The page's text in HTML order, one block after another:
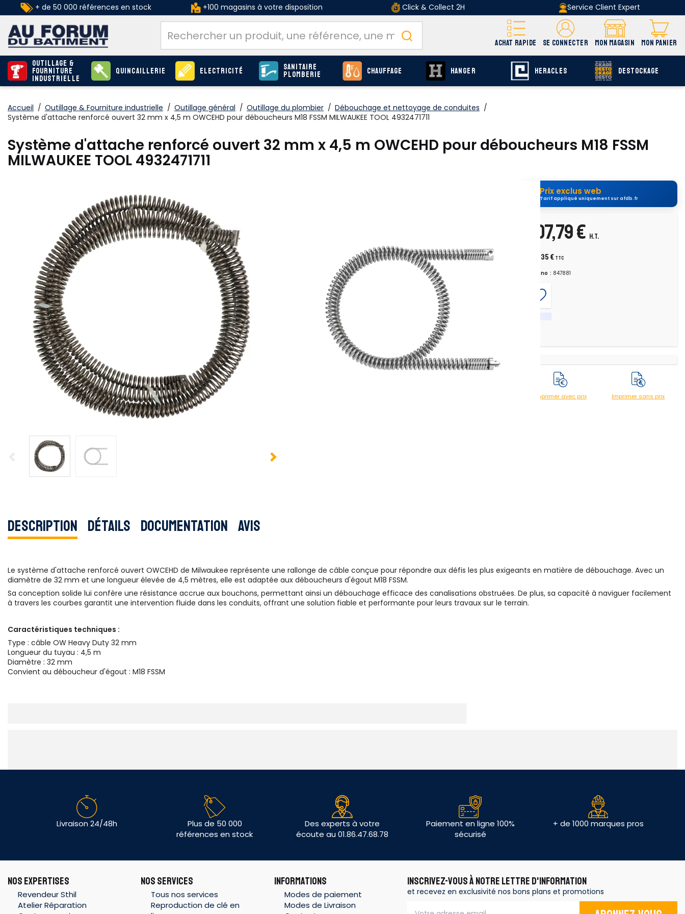
+ de 50 000 références en stock +100 magasins à votre disposition Click & Collect 2H Service Client Expert
ACHAT RAPIDE SE CONNECTER MON MAGASIN MON PANIER
Outillage &
Fourniture
industrielle
Quincaillerie Electricité Sanitaire
Plomberie Chauffage HANGER HERACLES DESTOCKAGE
Accueil / Outillage & Fourniture industrielle / Outillage général / Outillage du plombier / Débouchage et nettoyage de conduites /
Système d'attache renforcé ouvert 32 mm x 4,5 m OWCEHD pour déboucheurs M18 FSSM MILWAUKEE TOOL 4932471711
Système d'attache renforcé ouvert 32 mm x 4,5 m OWCEHD pour déboucheurs M18 FSSM
MILWAUKEE TOOL 4932471711
obstructions dans les canalisations !
LES AVANTAGES DU PRODUIT
Longueur élevée
Rallonge de câble Heavy Duty
Capacité à naviguer facilement à travers les courbe
Prix exclus web
Tarif appliqué uniquement sur afdb.fr
207,79 € H.T.
249,35 € TTC
Chrono : 847881
Imprimer avec prix Imprimer sans prix
Description Détails Documentation Avis
Le système d'attache renforcé ouvert OWCEHD de Milwaukee représente une rallonge de câble conçue pour répondre aux défis les plus exigeants en matière de débouchage. Avec un
diamètre de 32 mm et une longueur élevée de 4,5 mètres, elle est adaptée aux déboucheurs d'égout M18 FSSM.
Sa conception solide lui confère une résistance accrue aux bouchons, permettant ainsi un débouchage efficace des canalisations obstruées. De plus, sa capacité à naviguer facilement
à travers les courbes garantit une intervention fluide dans les conduits, offrant une solution fiable et performante pour leurs travaux sur le terrain.
Caractéristiques techniques :
Type : câble OW Heavy Duty 32 mm
Longueur du tuyau : 4,5 m
Diamètre : 32 mm
Convient au déboucheur d'égout : M18 FSSM
Livraison 24/48h
Plus de 50 000
références en stock
Des experts à votre
écoute au 01.86.47.68.78
Paiement en ligne 100%
sécurisé
+ de 1000 marques pros
NOS EXPERTISES
Revendeur Sthil
Atelier Réparation
NOS SERVICES
Tous nos services
Reproduction de clé en
INFORMATIONS
Modes de paiement
Modes de Livraison
INSCRIVEZ-VOUS À NOTRE LETTRE D'INFORMATION
et recevez en exclusivité nos bons plans et promotions